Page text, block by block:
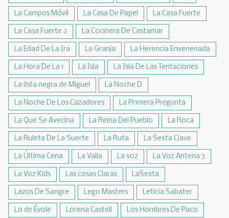
La Campos Móvil La Casa De Papel La Casa Fuerte
La Casa Fuerte 2 La Cocinera De Castamar
La Edad De La Ira La Granja La Herencia Envenenada
La Hora De La 1 La Isla La Isla De Las Tentaciones
La lista negra de Miguel La Noche D
La Noche De Los Cazadores La Pr1mera Pregunta
La Que Se Avecina La Reina Del Pueblo La Roca
La Ruleta De La Suerte La Ruta La Sexta Clave
La Última Cena La Valla La voz La Voz Antena 3
La Voz Kids Las cosas Claras LaSexta
Lazos De Sangre Lego Masters Leticia Sabater
Lo de Évole Lorena Castell Los Hombres De Paco